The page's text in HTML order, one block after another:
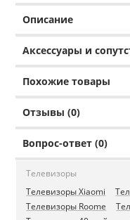
Описание
Аксессуары и
Похожие товары
Отзывы (0)
Вопрос-ответ (0)
Телевизоры
Телевизоры Xiaomi
Телевизоры Roome